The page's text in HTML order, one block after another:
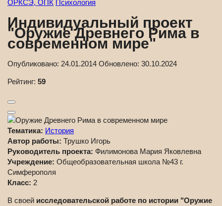
ОРКСЭ, ОПК Психология
Индивидуальный проект
"Оружие Древнего Рима в
современном мире"
Опубликовано: 24.01.2014 Обновлено: 30.10.2024
Рейтинг: 59
Тематика: История
Автор работы: Трушко Игорь
Руководитель проекта: Филимонова Мария Яковлевна
Учреждение: Общеобразовательная школа №43 г.
Симферополя
Класс: 2
В своей исследовательской работе по истории "Оружие